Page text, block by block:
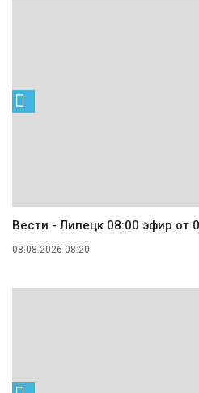
Вести - Липецк 08:00 эфир от
08.08.2026 08:20